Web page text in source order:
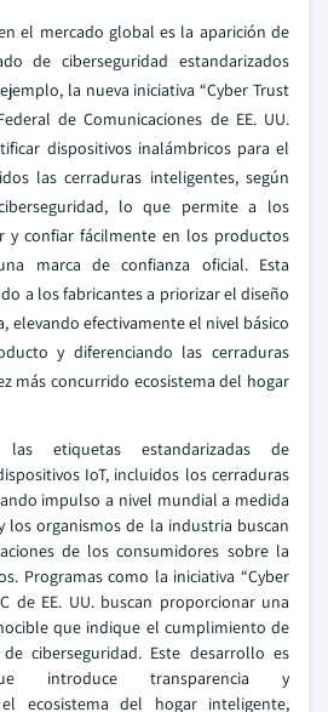
el mercado global es la aparición de
de ciberseguridad estandarizados
la nueva iniciativa “Cyber Trust
de Comunicaciones de EE. UU.
dispositivos inalámbricos para el
las cerraduras inteligentes, según
lo que permite a los
y confiar fácilmente en los productos
marca de confianza oficial. Esta
a los fabricantes a priorizar el diseño
elevando efectivamente el nivel básico
y diferenciando las cerraduras
más concurrido ecosistema del hogar
etiquetas estandarizadas de
IoT, incluidos los cerraduras
impulso a nivel mundial a medida
los organismos de la industria buscan
de los consumidores sobre la
Programas como la iniciativa “Cyber
de EE. UU. buscan proporcionar una
que indique el cumplimiento de
ciberseguridad. Este desarrollo es
introduce transparencia y
ecosistema del hogar inteligente,